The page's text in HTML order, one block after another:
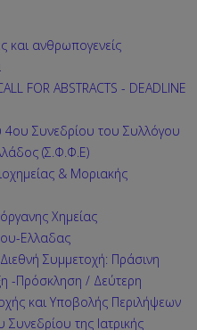
και ανθρωπογενείς
FOR ABSTRACTS - DEADLINE
4ου Συνεδρίου του Συλλόγου
(Σ.Φ.Φ.Ε)
& Μοριακής
Χημείας
Ελλαδας
Συμμετοχή: Πράσινη
-Πρόσκληση / Δεύτερη
και Υποβολής Περιλήψεων
της Ιατρικής